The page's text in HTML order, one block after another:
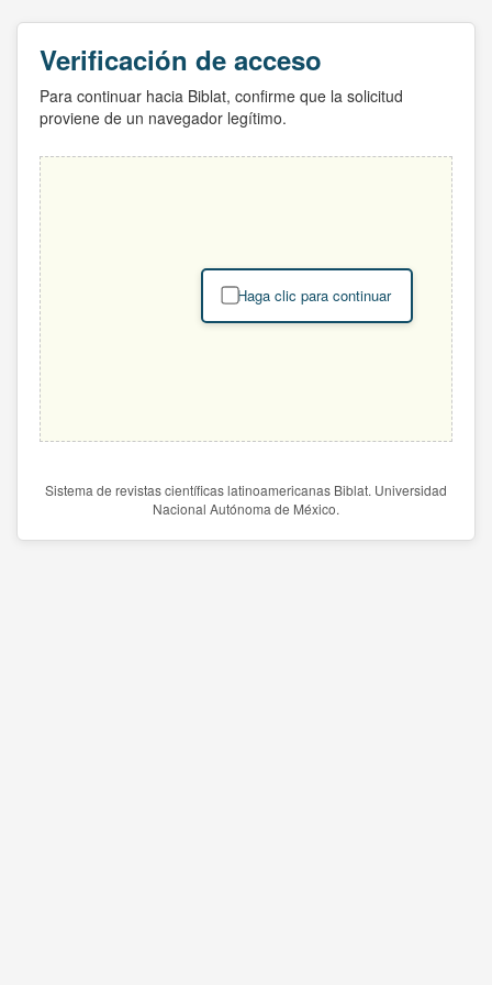
Verificación de acceso
Para continuar hacia Biblat, confirme que la solicitud
proviene de un navegador legítimo.
Haga clic para continuar
Sistema de revistas científicas latinoamericanas Biblat. Universidad
Nacional Autónoma de México.